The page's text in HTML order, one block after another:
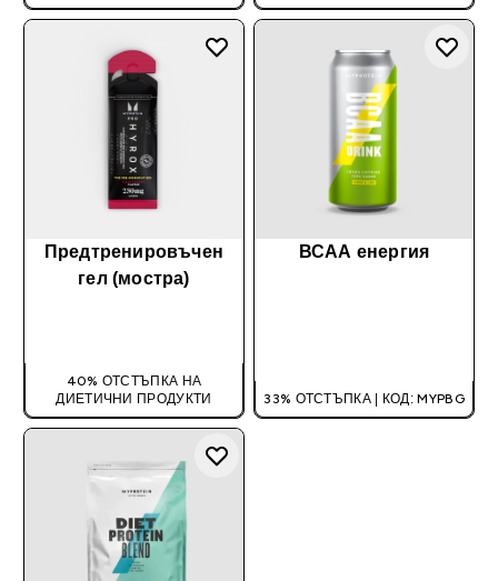
Предтренировъчен
гел (мостра)
40% ОТСТЪПКА НА
ДИЕТИЧНИ ПРОДУКТИ
ВСАА енергия
33% ОТСТЪПКА | КОД: MYPBG